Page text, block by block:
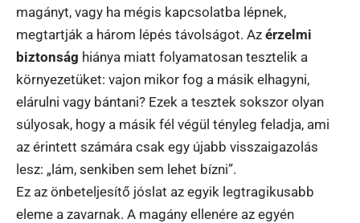
magányt, vagy ha mégis kapcsolatba lépnek,
megtartják a három lépés távolságot. Az érzelmi
biztonság hiánya miatt folyamatosan tesztelik a
környezetüket: vajon mikor fog a másik elhagyni,
elárulni vagy bántani? Ezek a tesztek sokszor olyan
súlyosak, hogy a másik fél végül tényleg feladja, ami
az érintett számára csak egy újabb visszaigazolás
lesz: „lám, senkiben sem lehet bízni”.
Ez az önbeteljesítő jóslat az egyik legtragikusabb
eleme a zavarnak. A magány ellenére az egyén